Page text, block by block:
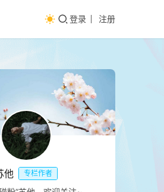
登录 注册
他 专栏作者